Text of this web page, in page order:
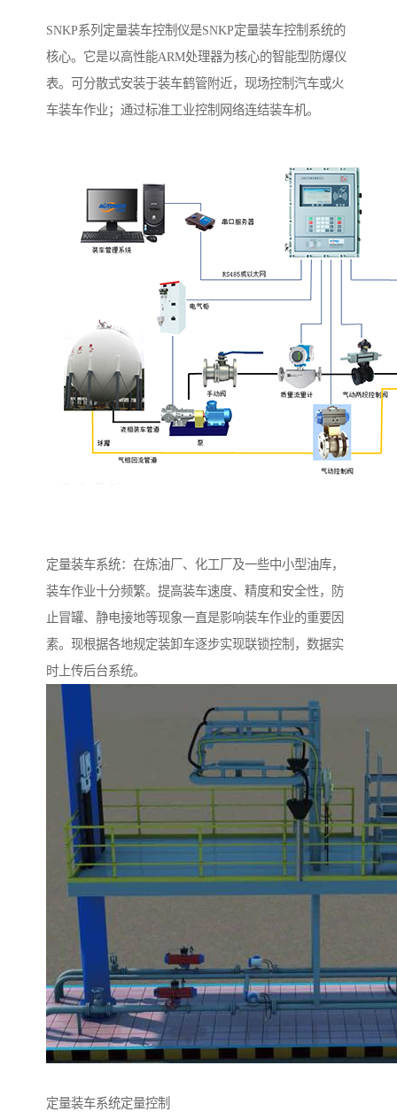
SNKP系列定量装车控制仪是SNKP定量装车控制系统的
核心。它是以高性能ARM处理器为核心的智能型防爆仪
表。可分散式安装于装车鹤管附近，现场控制汽车或火
车装车作业；通过标准工业控制网络连结装车机。
定量装车系统：在炼油厂、化工厂及一些中小型油库，
装车作业十分频繁。提高装车速度、精度和安全性，防
止冒罐、静电接地等现象一直是影响装车作业的重要因
素。现根据各地规定装卸车逐步实现联锁控制，数据实
时上传后台系统。
定量装车系统定量控制